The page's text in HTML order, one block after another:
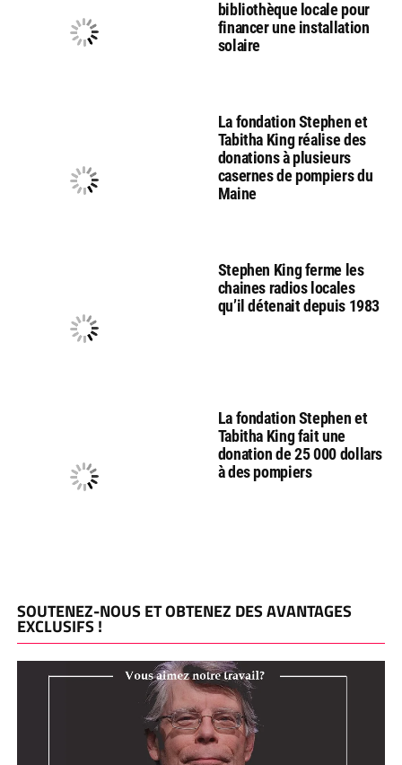
bibliothèque locale pour
financer une installation
solaire
La fondation Stephen et
Tabitha King réalise des
donations à plusieurs
casernes de pompiers du
Maine
Stephen King ferme les
chaines radios locales
qu’il détenait depuis 1983
La fondation Stephen et
Tabitha King fait une
donation de 25 000 dollars
à des pompiers
SOUTENEZ-NOUS ET OBTENEZ DES AVANTAGES
EXCLUSIFS !